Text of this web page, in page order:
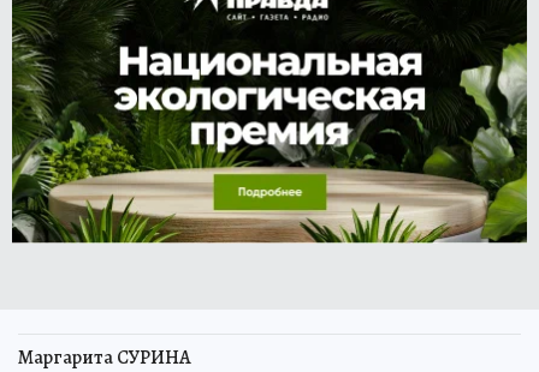
Маргарита СУРИНА